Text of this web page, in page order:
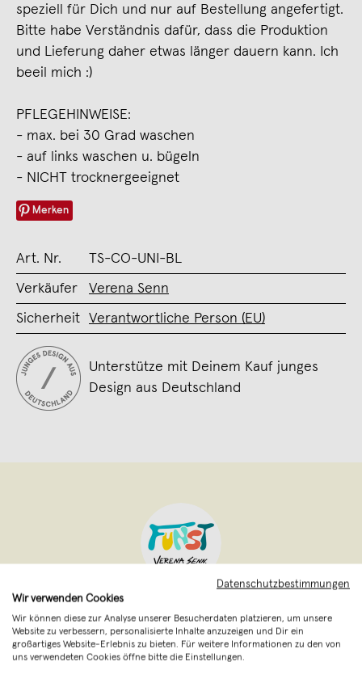
speziell für Dich und nur auf Bestellung angefertigt.
Bitte habe Verständnis dafür, dass die Produktion
und Lieferung daher etwas länger dauern kann. Ich
beeil mich :)
PFLEGEHINWEISE:
- max. bei 30 Grad waschen
- auf links waschen u. bügeln
- NICHT trocknergeeignet
Merken
Art. Nr. TS-CO-UNI-BL
Verkäufer Verena Senn
Sicherheit Verantwortliche Person (EU)
Unterstütze mit Deinem Kauf junges
Design aus Deutschland
verkauft seit Juni 2024
FUNST Studio ist ein junges Kunstlabel von
Datenschutzbestimmungen
Wir verwenden Cookies
Wir können diese zur Analyse unserer Besucherdaten platzieren, um unsere
Website zu verbessern, personalisierte Inhalte anzuzeigen und Dir ein
großartiges Website-Erlebnis zu bieten. Für weitere Informationen zu den von
uns verwendeten Cookies öffne bitte die Einstellungen.